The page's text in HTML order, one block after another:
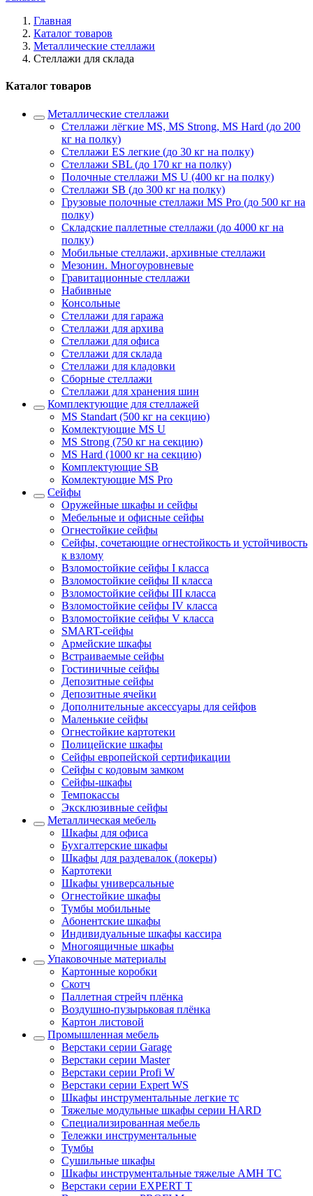
Главная
Каталог товаров
Металлические стеллажи
Стеллажи для склада
Каталог товаров
Металлические стеллажи
Стеллажи лёгкие MS, MS Strong, MS Hard (до 200
кг на полку)
Стеллажи ES легкие (до 30 кг на полку)
Стеллажи SBL (до 170 кг на полку)
Полочные стеллажи MS U (400 кг на полку)
Стеллажи SB (до 300 кг на полку)
Грузовые полочные стеллажи MS Pro (до 500 кг на
полку)
Складские паллетные стеллажи (до 4000 кг на
полку)
Мобильные стеллажи, архивные стеллажи
Мезонин. Многоуровневые
Гравитационные стеллажи
Набивные
Консольные
Стеллажи для гаража
Стеллажи для архива
Стеллажи для офиса
Стеллажи для склада
Стеллажи для кладовки
Сборные стеллажи
Стеллажи для хранения шин
Комплектующие для стеллажей
MS Standart (500 кг на секцию)
Комлектующие MS U
MS Strong (750 кг на секцию)
MS Hard (1000 кг на секцию)
Комплектующие SB
Комлектующие MS Pro
Сейфы
Оружейные шкафы и сейфы
Мебельные и офисные сейфы
Огнестойкие сейфы
Сейфы, сочетающие огнестойкость и устойчивость
к взлому
Взломостойкие сейфы I класса
Взломостойкие сейфы II класса
Взломостойкие сейфы III класса
Взломостойкие сейфы IV класса
Взломостойкие сейфы V класса
SMART-сейфы
Армейские шкафы
Встраиваемые сейфы
Гостиничные сейфы
Депозитные сейфы
Депозитные ячейки
Дополнительные аксессуары для сейфов
Маленькие сейфы
Огнестойкие картотеки
Полицейские шкафы
Сейфы европейской сертификации
Сейфы с кодовым замком
Сейфы-шкафы
Темпокассы
Эксклюзивные сейфы
Металлическая мебель
Шкафы для офиса
Бухгалтерские шкафы
Шкафы для раздевалок (локеры)
Картотеки
Шкафы универсальные
Огнестойкие шкафы
Тумбы мобильные
Абонентские шкафы
Индивидуальные шкафы кассира
Многоящичные шкафы
Упаковочные материалы
Картонные коробки
Скотч
Паллетная стрейч плёнка
Воздушно-пузырьковая плёнка
Картон листовой
Промышленная мебель
Верстаки серии Garage
Верстаки серии Master
Верстаки серии Profi W
Верстаки серии Expert WS
Шкафы инструментальные легкие тс
Тяжелые модульные шкафы серии HARD
Cпециализированная мебель
Тележки инструментальные
Тумбы
Cушильные шкафы
Шкафы инструментальные тяжелые AMH TC
Верстаки серии EXPERT T